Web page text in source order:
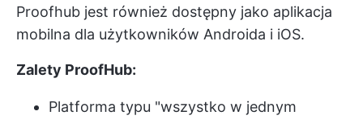
Proofhub jest również dostępny jako aplikacja
mobilna dla użytkowników Androida i iOS.
Zalety ProofHub:
Platforma typu "wszystko w jednym